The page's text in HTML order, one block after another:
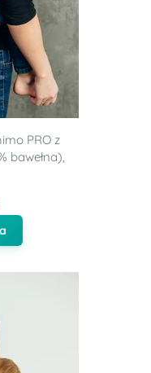
PRO z
bawełna),